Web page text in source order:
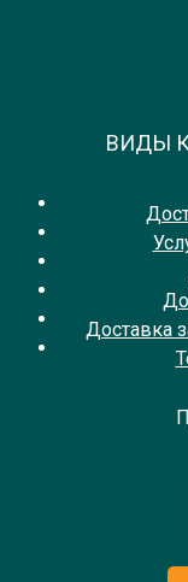
ВИДЫ
Доставка